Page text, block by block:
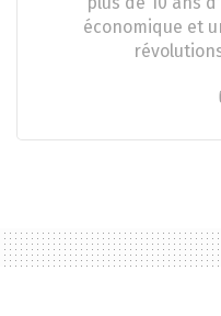
économique et